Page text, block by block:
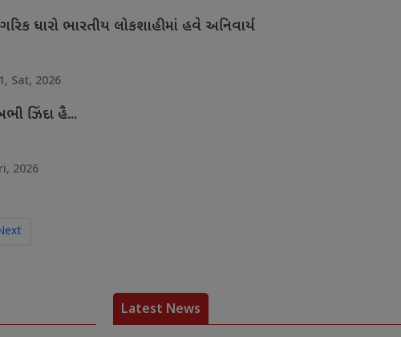
ધારો ભારતીય લોકશાહીમાં હવે અનિવાર્ય
Sat, 2026
ઝિંદા હૈ...
2026
Latest News